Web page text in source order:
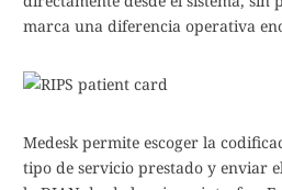
marca una diferencia operativa
Medesk permite escoger la
tipo de servicio prestado y enviar